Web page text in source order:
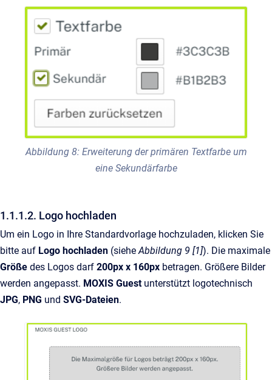
Abbildung 8: Erweiterung der primären Textfarbe um
eine Sekundärfarbe
1.1.1.2. Logo hochladen
Um ein Logo in Ihre Standardvorlage hochzuladen, klicken Sie
bitte auf Logo hochladen (sieheAbbildung 9 [1]). Die maximale
Größe des Logos darf 200px x 160px betragen. Größere Bilder
werden angepasst. MOXIS Guestunterstützt logotechnisch
JPG, PNG und SVG-Dateien.